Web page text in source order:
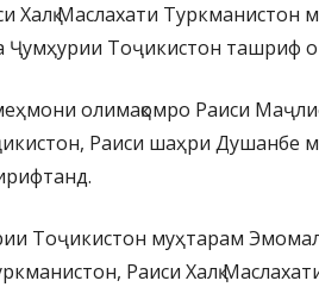
Халқ Маслахати Туркманистон
Ҷумҳурии Тоҷикистон ташриф
олимақомро Раиси
Раиси шаҳри Душанбе
Тоҷикистон муҳтарам
Раиси Халқ